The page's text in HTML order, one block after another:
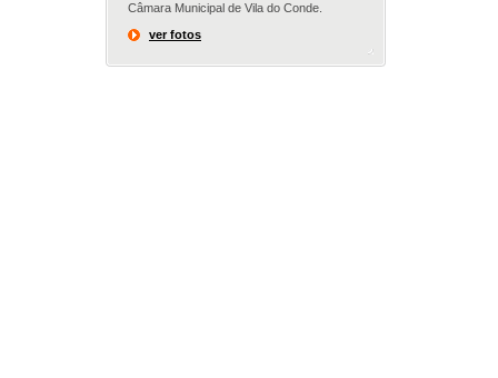
Câmara Municipal de Vila do Conde.
ver fotos